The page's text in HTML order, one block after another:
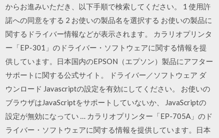
からお進みいただき、以下手順で検索してください。 1 使用許
諾への同意をする 2 お使いの製品名を選択する お使いの製品に
関するドライバー情報などが表示されます。 カラリオプリンタ
ー「EP-301」のドライバー・ソフトウェアに関する情報を提
供しています。日本国内のEPSON（エプソン）製品にアフター
サポートに関する公式サイト。 ドライバー／ソフトウェア ダ
ウンロード Javascriptの設定を有効にしてください。 お使いの
ブラウザはJavaScriptをサポートしていないか、 JavaScriptの
設定が無効になってい … カラリオプリンター「EP-705A」のド
ライバー・ソフトウェアに関する情報を提供しています。日本